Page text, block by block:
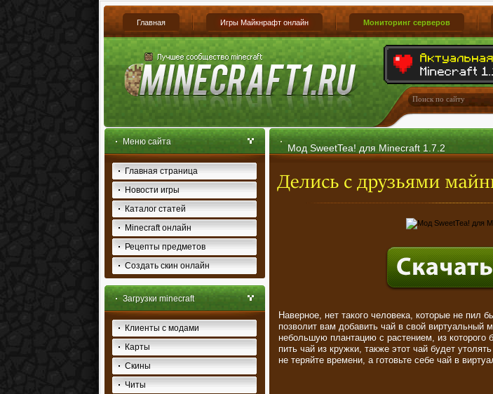
Главная Игры Майкнрафт онлайн Мониторинг серверов
Меню сайта
Главная страница
Новости игры
Каталог статей
Minecraft онлайн
Рецепты предметов
Создать скин онлайн
Загрузки minecraft
Клиенты с модами
Карты
Скины
Читы
Мод SweetTea! для Minecraft 1.7.2
Наверное, нет такого человека, которые не пил
позволит вам добавить чай в свой
небольшую плантацию с растением, из
пить чай из кружки, также этот чай будет
не теряйте времени, а готовьте себе чай в